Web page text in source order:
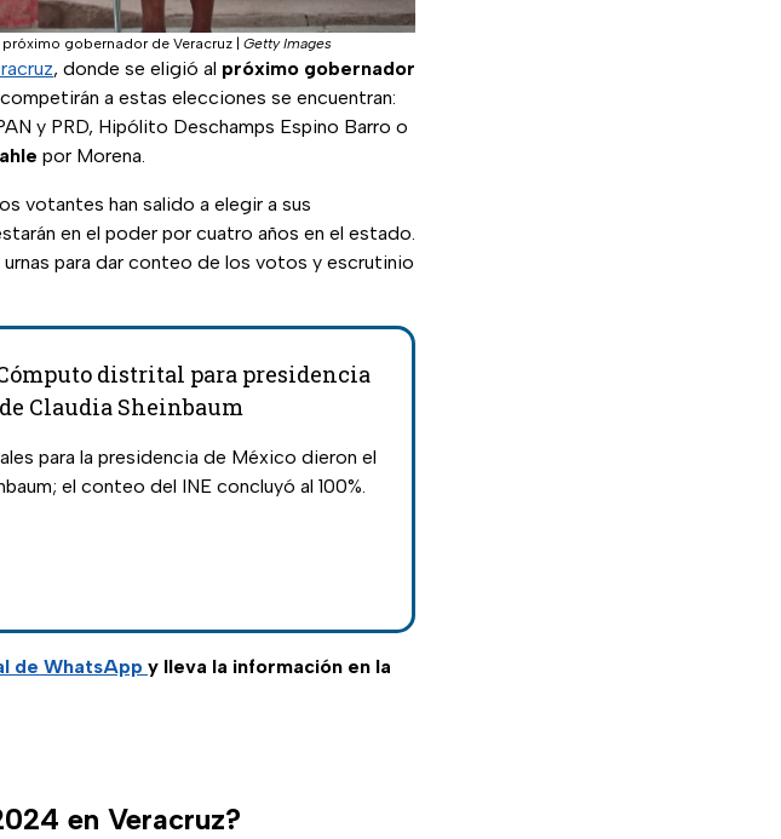
gobernador de Veracruz Getty Images
, donde se eligió al próximo gobernador
a estas elecciones se encuentran:
y PRD, Hipólito Deschamps Espino Barro o
por Morena.
votantes han salido a elegir a sus
en el poder por cuatro años en el estado.
urnas para dar conteo de los votos y escrutinio
distrital para presidencia
Claudia Sheinbaum
para la presidencia de México dieron el
el conteo del INE concluyó al 100%.
de WhatsApp y lleva la información en la
en Veracruz?